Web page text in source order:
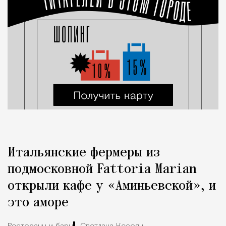
Итальянские фермеры из
подмосковной Fattoria Marian
открыли кафе у «Аминьевской», и
это аморе